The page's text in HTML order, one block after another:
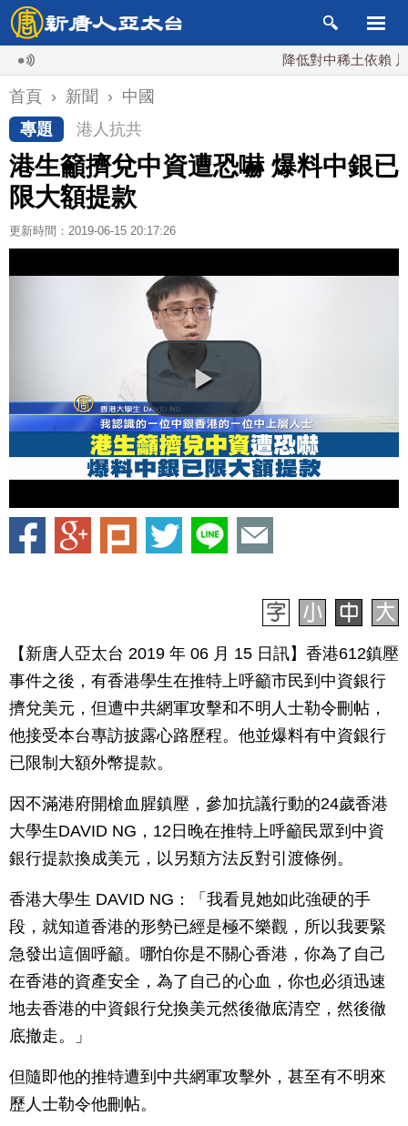
降低對中稀土依賴 川普宣
首頁 › 新聞 › 中國
專題
港人抗共
港生籲擠兌中資遭恐嚇 爆料中銀已
限大額提款
更新時間：2019-06-15 20:17:26
【新唐人亞太台 2019 年 06 月 15 日訊】香港612鎮壓
事件之後，有香港學生在推特上呼籲市民到中資銀行
擠兌美元，但遭中共網軍攻擊和不明人士勒令刪帖，
他接受本台專訪披露心路歷程。他並爆料有中資銀行
已限制大額外幣提款。
因不滿港府開槍血腥鎮壓，參加抗議行動的24歲香港
大學生DAVID NG，12日晚在推特上呼籲民眾到中資
銀行提款換成美元，以另類方法反對引渡條例。
香港大學生 DAVID NG：「我看見她如此強硬的手
段，就知道香港的形勢已經是極不樂觀，所以我要緊
急發出這個呼籲。哪怕你是不關心香港，你為了自己
在香港的資產安全，為了自己的心血，你也必須迅速
地去香港的中資銀行兌換美元然後徹底清空，然後徹
底撤走。」
但隨即他的推特遭到中共網軍攻擊外，甚至有不明來
歷人士勒令他刪帖。